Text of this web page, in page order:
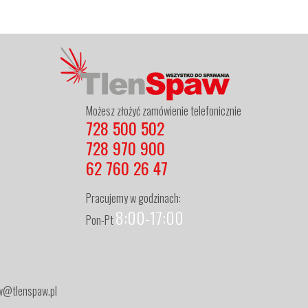
Możesz złożyć zamówienie telefonicznie
728 500 502
728 970 900
62 760 26 47
Pracujemy w godzinach:
Pon-Pt8:00-17:00